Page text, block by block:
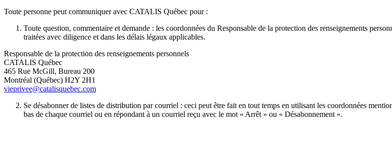
Toute personne peut communiquer avec CATALIS Québec pour :
Toute question, commentaire et demande : les coordonnées du Responsable de la protection des renseignements
traitées avec diligence et dans les délais légaux applicables.
Responsable de la protection des renseignements personnels
CATALIS Québec
465 Rue McGill, Bureau 200
Montréal (Québec) H2Y 2H1
vieprivee@catalisquebec.com
Se désabonner de listes de distribution par courriel : ceci peut être fait en tout temps en utilisant les coordonnées
bas de chaque courriel ou en répondant à un courriel reçu avec le mot « Arrêt » ou « Désabonnement ».